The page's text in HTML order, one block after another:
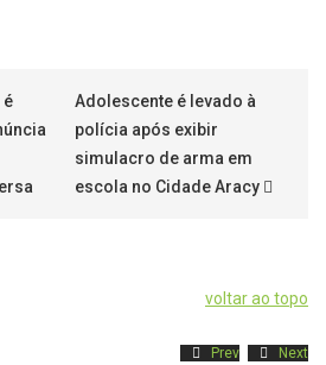
é
Adolescente é levado à
polícia após exibir
simulacro de arma em
escola no Cidade Aracy
voltar ao topo
Prev Next